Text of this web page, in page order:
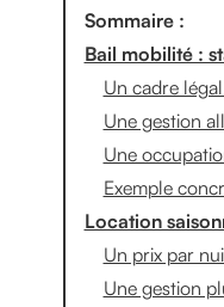
Sommaire :
Bail mobilité :
Un cadre
Une gestion
Une
Exemple
Location
Un prix par
Une gestion